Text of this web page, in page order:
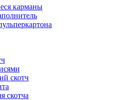
карманы
скотч
скотча